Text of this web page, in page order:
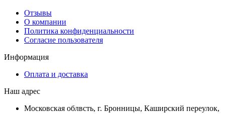
Отзывы
О компании
Политика конфиденциальности
Согласие пользователя
Информация
Оплата и доставка
Наш адрес
Московская облвсть, г. Бронницы, Каширский переулок,